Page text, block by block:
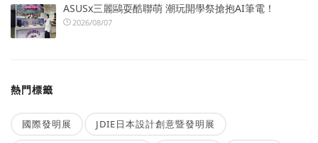
ASUSx三麗鷗耍酷聯萌 潮玩開學祭搶抱AI筆電！
2026/08/07
熱門標籤
國際發明展 JDIE日本設計創意暨發明展